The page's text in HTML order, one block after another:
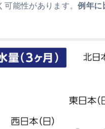
可能性があります。例年に